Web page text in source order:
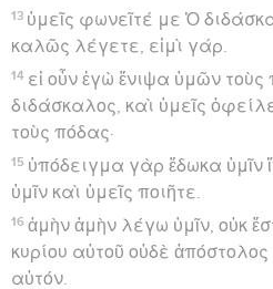
13 ὑμεῖς φωνεῖτέ με Ὁ
καλῶς λέγετε, εἰμὶ γάρ.
14 εἰ οὖν ἐγὼ ἔνιψα ὑμῶν τοὺς
διδάσκαλος, καὶ ὑμεῖς
τοὺς πόδας·
15 ὑπόδειγμα γὰρ ἔδωκα ὑμῖν
ὑμῖν καὶ ὑμεῖς ποιῆτε.
16 ἀμὴν ἀμὴν λέγω ὑμῖν, οὐκ
κυρίου αὐτοῦ οὐδὲ
αὐτόν.